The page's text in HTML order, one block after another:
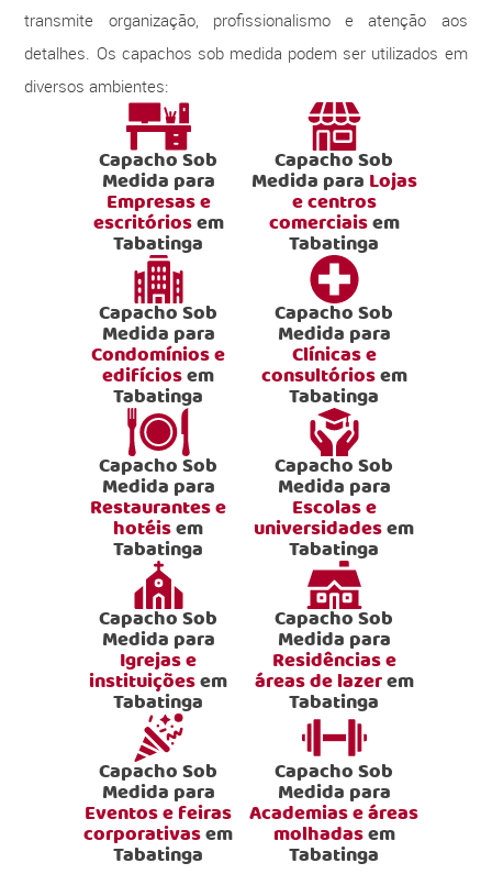
transmite organização, profissionalismo e atenção aos
detalhes. Os capachos sob medida podem ser utilizados em
diversos ambientes:
Capacho Sob
Medida para
Empresas e
escritóriosem
Tabatinga
Capacho Sob
Medida para Lojas
e centros
comerciaisem
Tabatinga
Capacho Sob
Medida para
Condomínios e
edifíciosem
Tabatinga
Capacho Sob
Medida para
Clínicas e
consultóriosem
Tabatinga
Capacho Sob
Medida para
Restaurantes e
hotéisem
Tabatinga
Capacho Sob
Medida para
Escolas e
universidadesem
Tabatinga
Capacho Sob
Medida para
Igrejas e
instituiçõesem
Tabatinga
Capacho Sob
Medida para
Residências e
áreas de lazerem
Tabatinga
Capacho Sob
Medida para
Eventos e feiras
corporativasem
Tabatinga
Capacho Sob
Medida para
Academias e áreas
molhadasem
Tabatinga